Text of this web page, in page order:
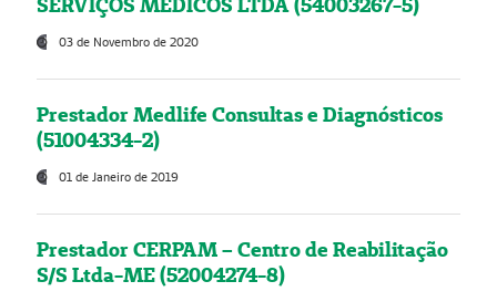
03 de Novembro de 2020
Prestador Medlife Consultas e Diagnósticos
(51004334-2)
01 de Janeiro de 2019
Prestador CERPAM – Centro de Reabilitação
S/S Ltda-ME (52004274-8)